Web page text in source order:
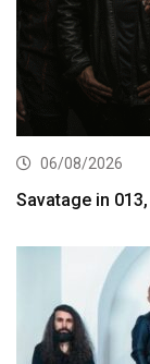
06/08/2026
Savatage in